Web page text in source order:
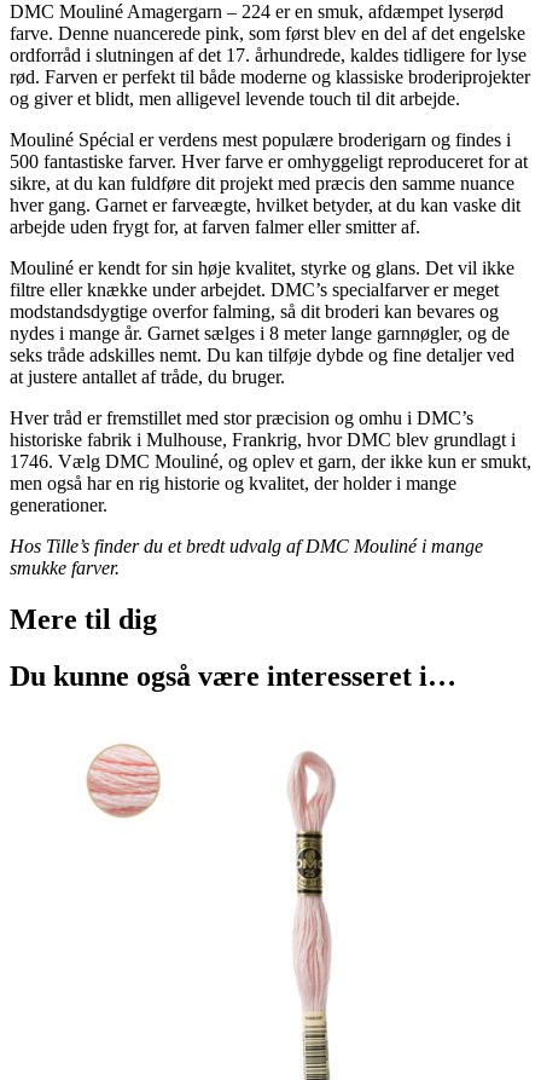
DMC Mouliné Amagergarn – 224 er en smuk, afdæmpet lyserød
farve. Denne nuancerede pink, som først blev en del af det engelske
ordforråd i slutningen af det 17. århundrede, kaldes tidligere for lyse
rød. Farven er perfekt til både moderne og klassiske broderiprojekter
og giver et blidt, men alligevel levende touch til dit arbejde.
Mouliné Spécial er verdens mest populære broderigarn og findes i
500 fantastiske farver. Hver farve er omhyggeligt reproduceret for at
sikre, at du kan fuldføre dit projekt med præcis den samme nuance
hver gang. Garnet er farveægte, hvilket betyder, at du kan vaske dit
arbejde uden frygt for, at farven falmer eller smitter af.
Mouliné er kendt for sin høje kvalitet, styrke og glans. Det vil ikke
filtre eller knække under arbejdet. DMC’s specialfarver er meget
modstandsdygtige overfor falming, så dit broderi kan bevares og
nydes i mange år. Garnet sælges i 8 meter lange garnnøgler, og de
seks tråde adskilles nemt. Du kan tilføje dybde og fine detaljer ved
at justere antallet af tråde, du bruger.
Hver tråd er fremstillet med stor præcision og omhu i DMC’s
historiske fabrik i Mulhouse, Frankrig, hvor DMC blev grundlagt i
1746. Vælg DMC Mouliné, og oplev et garn, der ikke kun er smukt,
men også har en rig historie og kvalitet, der holder i mange
generationer.
Hos Tille’s finder du et bredt udvalg af DMC Mouliné i mange
smukke farver.
Mere til dig
Du kunne også være interesseret i…